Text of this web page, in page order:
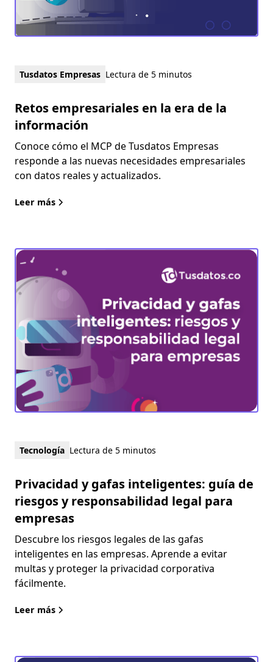
Tusdatos Empresas Lectura de 5 minutos
Retos empresariales en la era de la
información
Conoce cómo el MCP de Tusdatos Empresas
responde a las nuevas necesidades empresariales
con datos reales y actualizados.
Leer más
Tecnología Lectura de 5 minutos
Privacidad y gafas inteligentes: guía de
riesgos y responsabilidad legal para
empresas
Descubre los riesgos legales de las gafas
inteligentes en las empresas. Aprende a evitar
multas y proteger la privacidad corporativa
fácilmente.
Leer más